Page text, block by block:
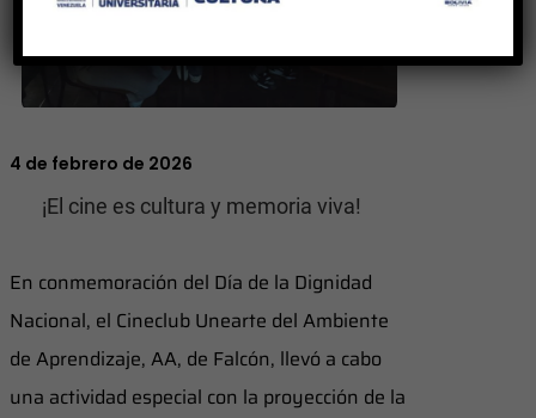
4 de febrero de 2026
¡El cine es cultura y memoria viva!
En conmemoración del Día de la Dignidad
Nacional, el Cineclub Unearte del Ambiente
de Aprendizaje, AA, de Falcón, llevó a cabo
una actividad especial con la proyección de la